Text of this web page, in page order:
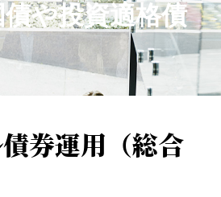
債や投資適格債
券運用（総合